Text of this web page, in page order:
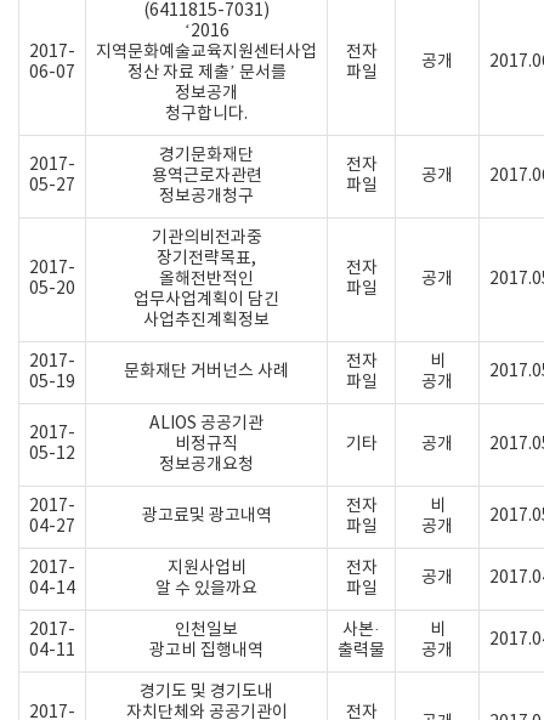
2017-
06-07
(6411815-7031)
‘2016
지역문화예술교육지원센터사업
정산 자료 제출’ 문서를
정보공개
청구합니다.
전자
파일
공개
2017-
05-27
경기문화재단
용역근로자관련
정보공개청구
전자
파일
공개
2017-
05-20
기관의비전과중
장기전략목표,
올해전반적인
업무사업계획이 담긴
사업추진계획정보
전자
파일
공개
2017-
05-19
문화재단 거버넌스 사례
전자
파일
비
공개
2017-
05-12
ALIOS 공공기관
비정규직
정보공개요청
기타 공개
2017-
04-27
광고료및 광고내역
전자
파일
비
공개
2017-
04-14
지원사업비
알 수 있을까요
전자
파일
공개
2017-
04-11
인천일보
광고비 집행내역
사본·
출력물
비
공개
2017-
경기도 및 경기도내
자치단체와 공공기관이
전자